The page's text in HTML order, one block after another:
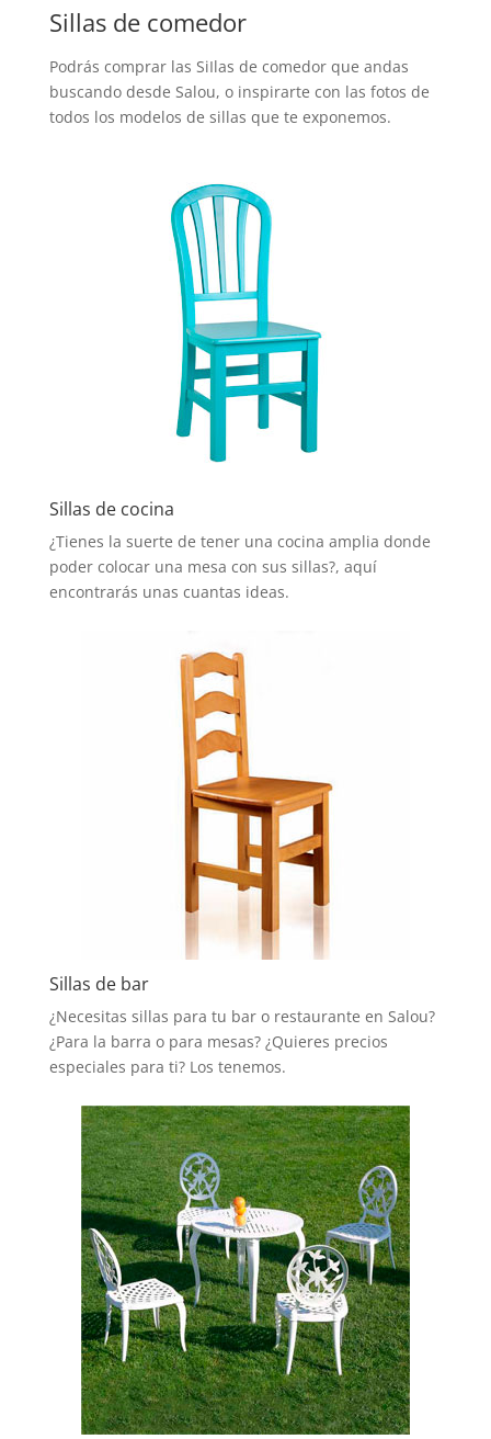
Sillas de comedor
Podrás comprar las SiIlas de comedor que andas
buscando desde Salou, o inspirarte con las fotos de
todos los modelos de sillas que te exponemos.
Sillas de cocina
¿Tienes la suerte de tener una cocina amplia donde
poder colocar una mesa con sus sillas?, aquí
encontrarás unas cuantas ideas.
Sillas de bar
¿Necesitas sillas para tu bar o restaurante en Salou?
¿Para la barra o para mesas? ¿Quieres precios
especiales para ti? Los tenemos.